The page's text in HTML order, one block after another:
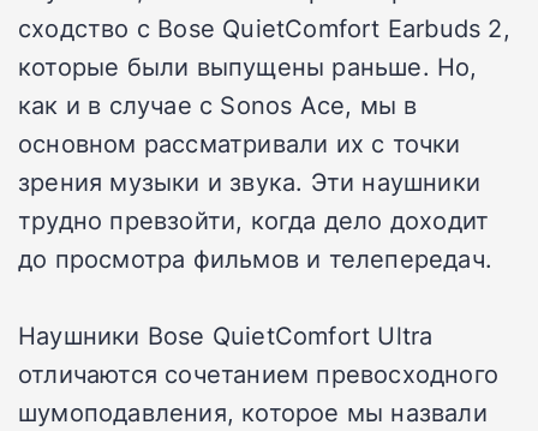
сходство с Bose QuietComfort Earbuds 2,
которые были выпущены раньше. Но,
как и в случае с Sonos Ace, мы в
основном рассматривали их с точки
зрения музыки и звука. Эти наушники
трудно превзойти, когда дело доходит
до просмотра фильмов и телепередач.
Наушники Bose QuietComfort Ultra
отличаются сочетанием превосходного
шумоподавления, которое мы назвали